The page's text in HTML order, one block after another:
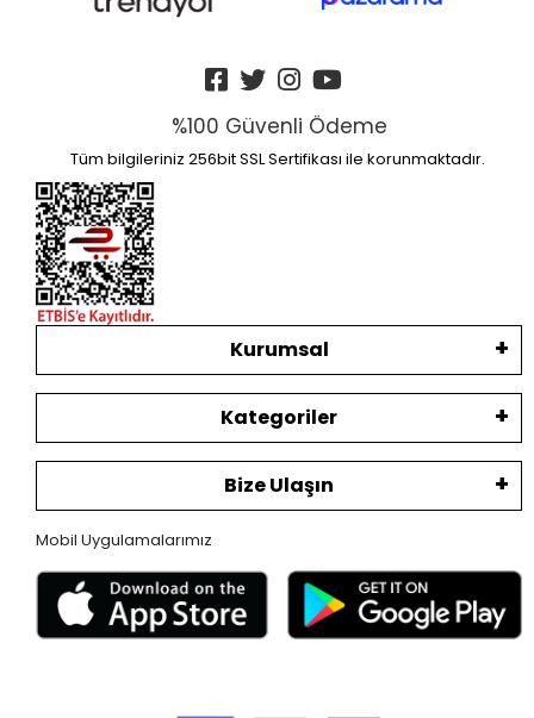
%100 Güvenli Ödeme
Tüm bilgileriniz 256bit SSL Sertifikası ile korunmaktadır.
Kurumsal
Kategoriler
Bize Ulaşın
Mobil Uygulamalarımız